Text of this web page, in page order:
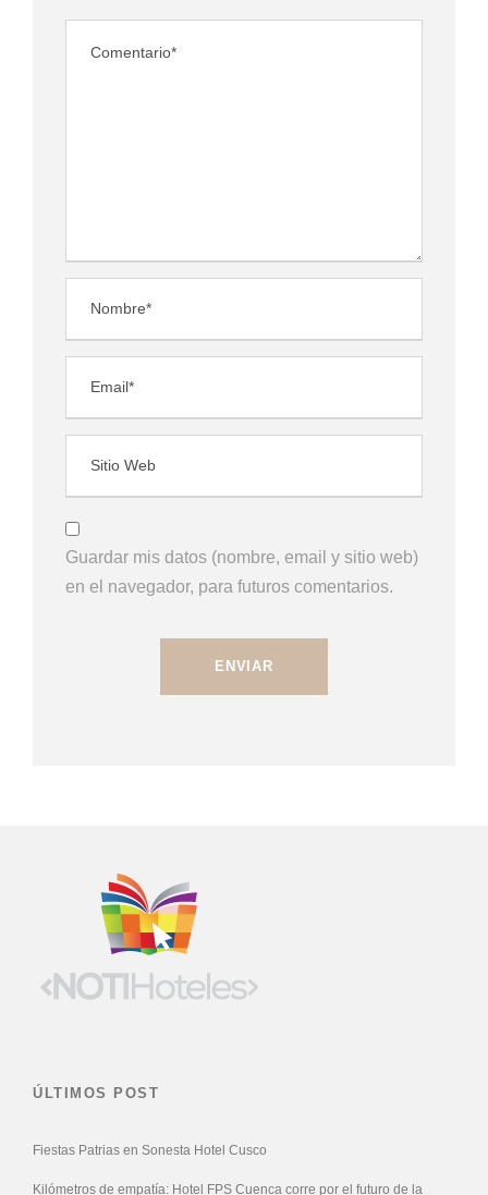
Guardar mis datos (nombre, email y sitio web)
en el navegador, para futuros comentarios.
ÚLTIMOS POST
Fiestas Patrias en Sonesta Hotel Cusco
Kilómetros de empatía: Hotel FPS Cuenca corre por el futuro de la